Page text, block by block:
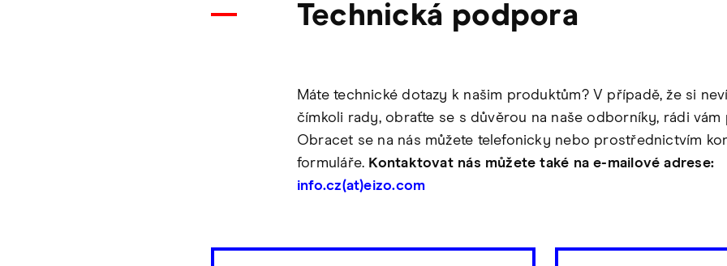
Technická podpora
Máte technické dotazy k našim produktům? V případě, že si
čímkoli rady, obraťte se s důvěrou na naše odborníky, rádi vám
Obracet se na nás můžete telefonicky nebo prostřednictvím
formuláře. Kontaktovat nás můžete také na e-mailové adrese:
info.cz(at)eizo.com